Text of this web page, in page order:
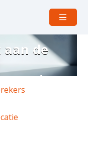
Open
menu
aan de
uur tot 13:30 uur